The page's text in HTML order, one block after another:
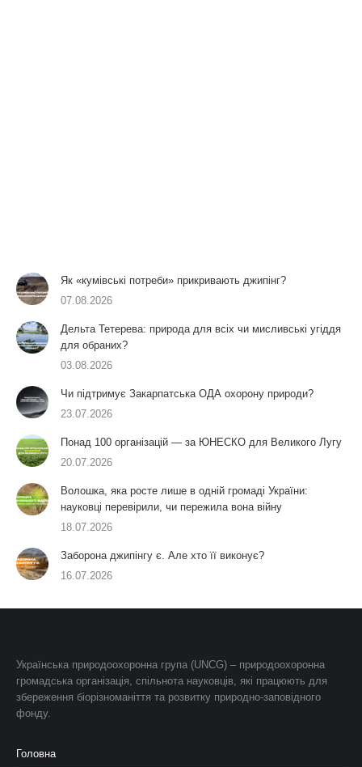
Як «кумівські потреби» прикривають джипінг?
07.08.2026
Дельта Тетерева: природа для всіх чи мисливські угіддя
для обраних?
03.08.2026
Чи підтримує Закарпатська ОДА охорону природи?
23.07.2026
Понад 100 організацій — за ЮНЕСКО для Великого Лугу
20.07.2026
Волошка, яка росте лише в одній громаді України:
науковці перевірили, чи пережила вона війну
18.07.2026
Заборона джипінгу є. Але хто її виконує?
16.07.2026
Українська природоохоронна група (UNCG) – природоохоронна
громадська організація, спільнота науковців, які працюють для
збереження біорізноманіття та розвитку природно-заповідного
фонду.
Головна